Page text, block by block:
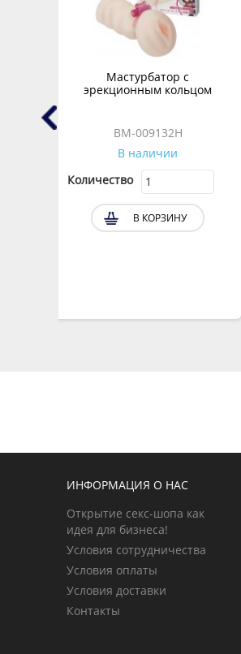
Мастурбатор с
эрекционным кольцом
BM-009132H
В наличии
Количество
В КОРЗИНУ
ИНФОРМАЦИЯ О НАС
Открытие секс-шопа как
идея для бизнеса!
Условия сотрудничества
Условия оплаты
Условия доставки
Контакты